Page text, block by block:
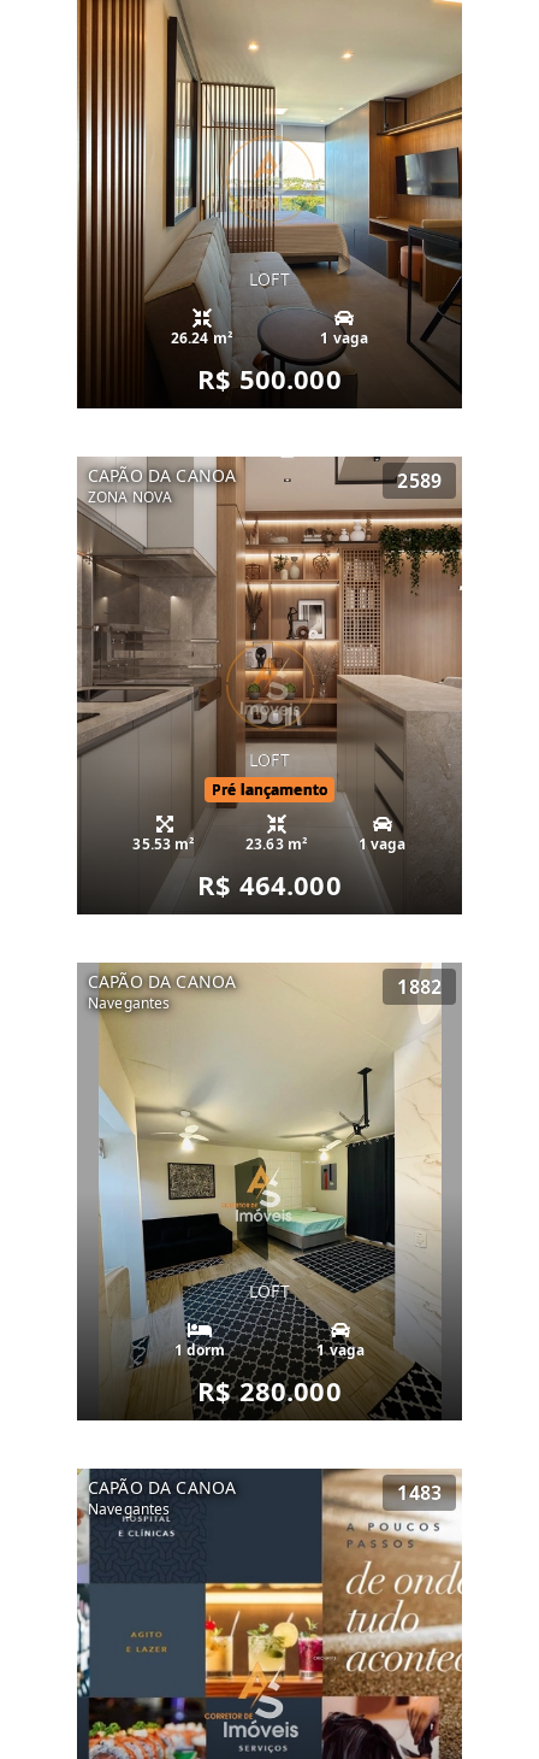
LOFT
26.24 m² 1 vaga
R$ 500.000
CAPÃO DA CANOA
ZONA NOVA
2589
LOFT
Pré lançamento
35.53 m² 23.63 m² 1 vaga
R$ 464.000
CAPÃO DA CANOA
Navegantes
1882
LOFT
1 dorm 1 vaga
R$ 280.000
CAPÃO DA CANOA
Navegantes
1483